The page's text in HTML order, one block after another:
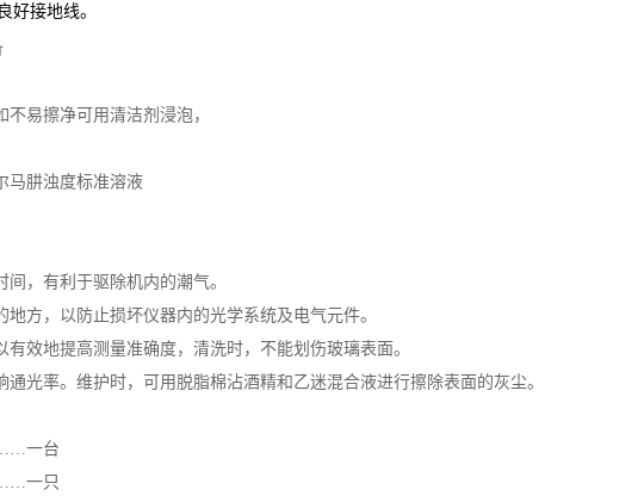
好接地线。
易擦净可用清洁剂浸泡，
马肼浊度标准溶液
，有利于驱除机内的潮气。
方，以防止损坏仪器内的光学系统及电气元件。
效地提高测量准确度，清洗时，不能划伤玻璃表面。
光率。维护时，可用脱脂棉沾酒精和乙迷混合液进行擦除表面的灰尘。
一台
一只